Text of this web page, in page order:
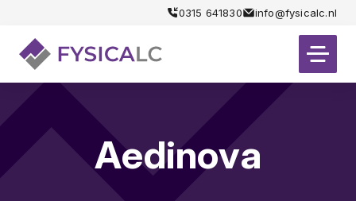
0315 641830 info@fysicalc.nl
Aedinova